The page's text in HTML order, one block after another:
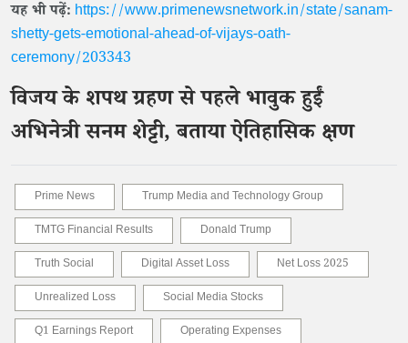
यह भी पढ़ें: https://www.primenewsnetwork.in/state/sanam-
shetty-gets-emotional-ahead-of-vijays-oath-
ceremony/203343
विजय के शपथ ग्रहण से पहले भावुक हुईं
अभिनेत्री सनम शेट्टी, बताया ऐतिहासिक क्षण
Prime News
Trump Media and Technology Group
TMTG Financial Results
Donald Trump
Truth Social
Digital Asset Loss
Net Loss 2025
Unrealized Loss
Social Media Stocks
Q1 Earnings Report
Operating Expenses